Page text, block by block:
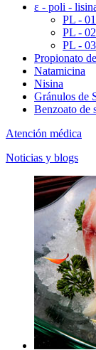
ε - poli -
PL -
PL -
PL -
Propionato
Natamicina
Nisina
Gránulos de
Benzoato de
Atención médica
Noticias y blogs